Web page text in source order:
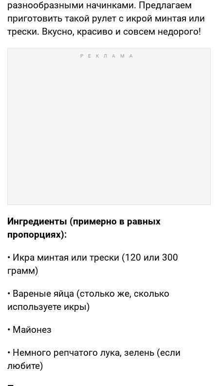
разнообразными начинками. Предлагаем
приготовить такой рулет с икрой минтая или
трески. Вкусно, красиво и совсем недорого!
Ингредиенты (примерно в равных
пропорциях):
• Икра минтая или трески (120 или 300
грамм)
• Вареные яйца (столько же, сколько
используете икры)
• Майонез
• Немного репчатого лука, зелень (если
любите)